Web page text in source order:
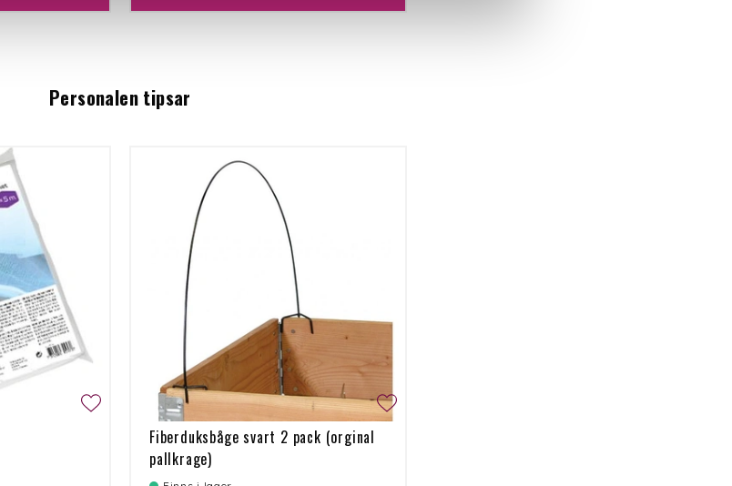
Personalen tipsar
Fiberduksbåge svart 2 pack (orginal
pallkrage)